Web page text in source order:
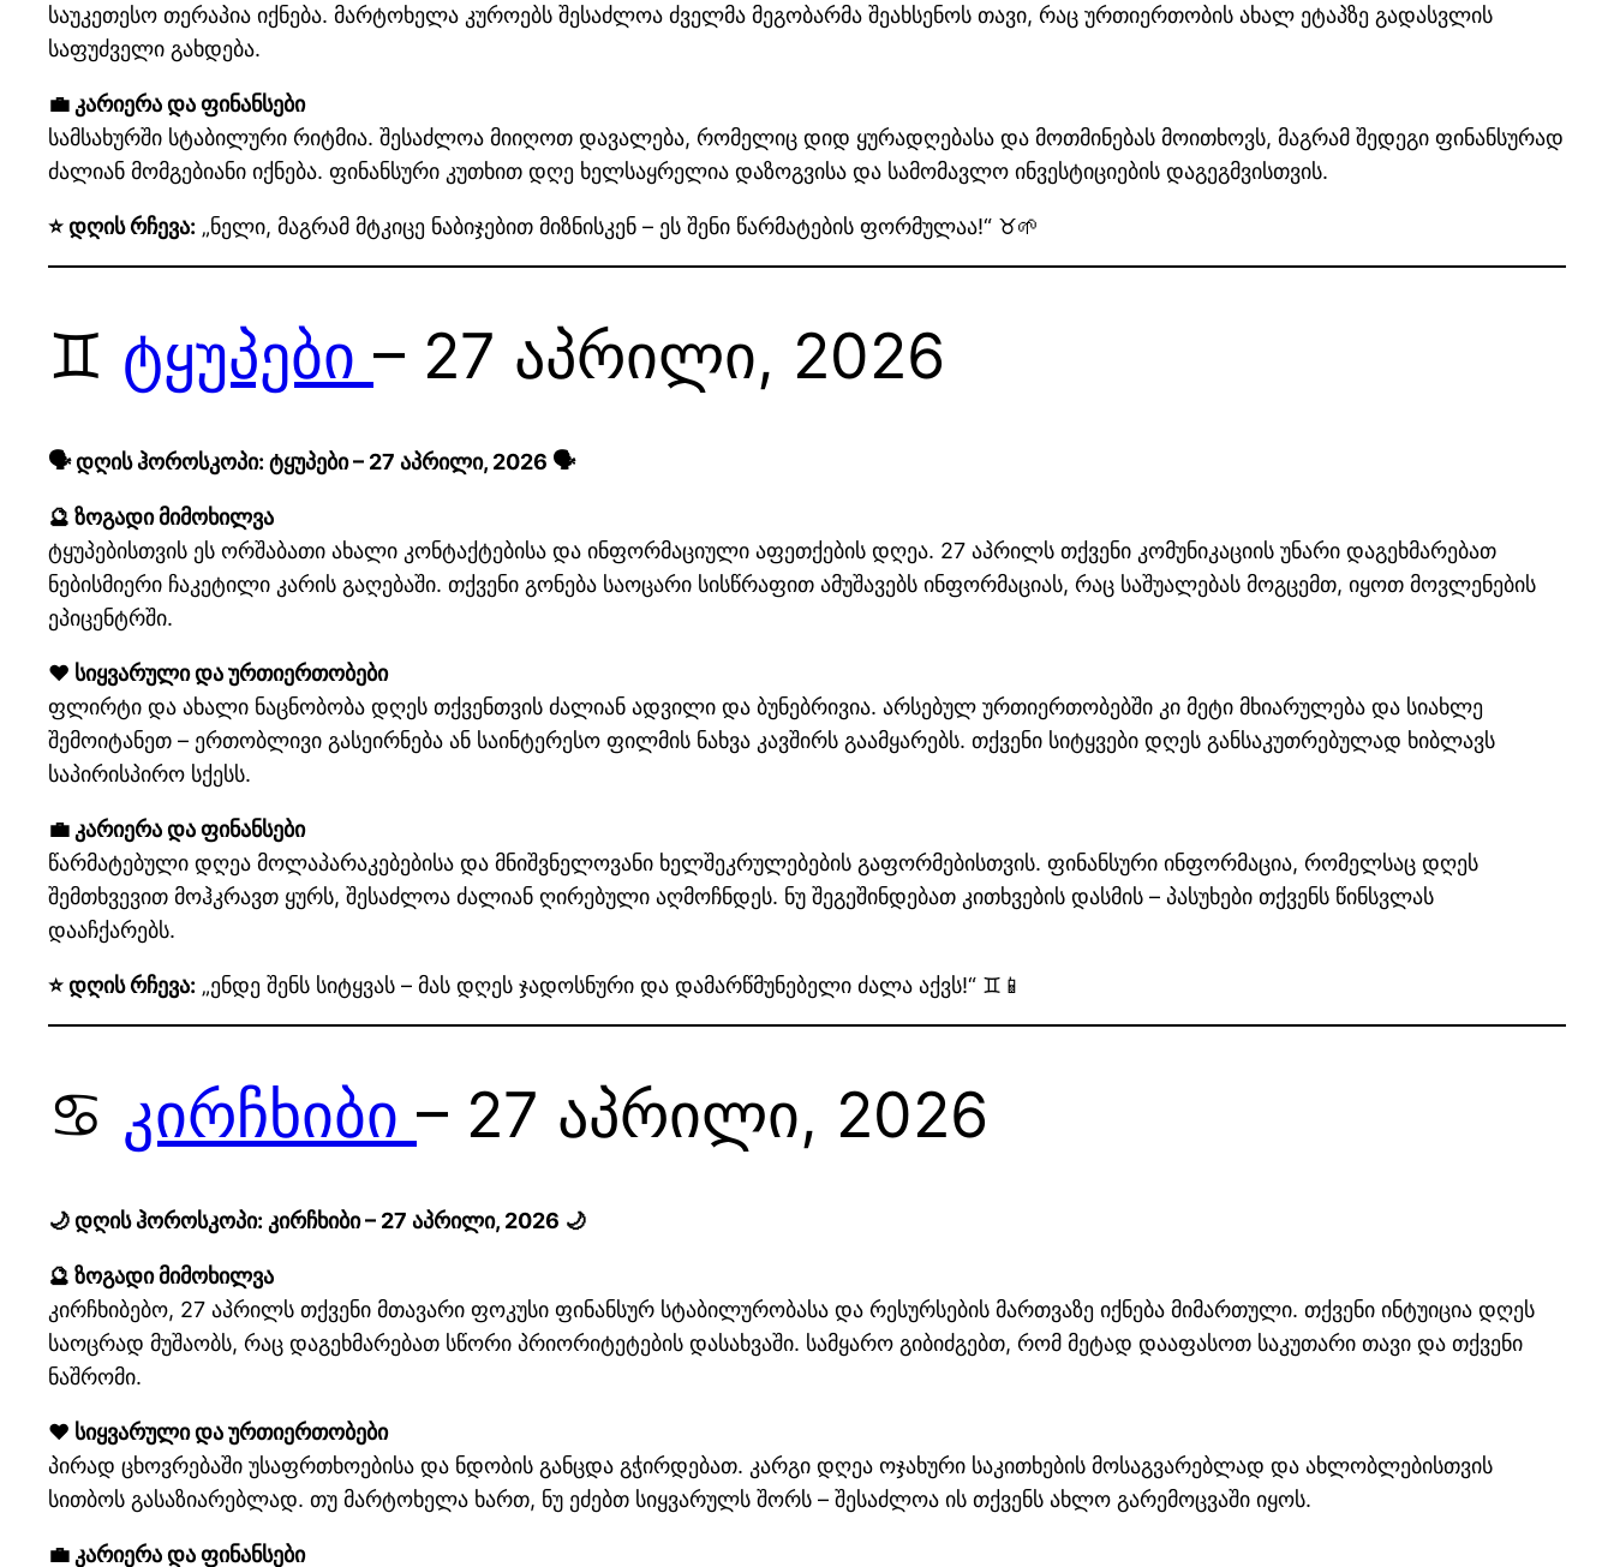
საუკეთესო თერაპია იქნება. მარტოხელა კუროებს შესაძლოა ძველმა მეგობარმა შეახსენოს თავი, რაც ურთიერთობის ახალ ეტაპზე გადასვლის
საფუძველი გახდება.
💼 კარიერა და ფინანსები
სამსახურში სტაბილური რიტმია. შესაძლოა მიიღოთ დავალება, რომელიც დიდ ყურადღებასა და მოთმინებას მოითხოვს, მაგრამ შედეგი ფინანსურად
ძალიან მომგებიანი იქნება. ფინანსური კუთხით დღე ხელსაყრელია დაზოგვისა და სამომავლო ინვესტიციების დაგეგმვისთვის.
⭐ დღის რჩევა: „ნელი, მაგრამ მტკიცე ნაბიჯებით მიზნისკენ – ეს შენი წარმატების ფორმულაა!“ ♉🌱
♊ ტყუპები – 27 აპრილი, 2026
🗣️ დღის ჰოროსკოპი: ტყუპები – 27 აპრილი, 2026 🗣️
🔮 ზოგადი მიმოხილვა
ტყუპებისთვის ეს ორშაბათი ახალი კონტაქტებისა და ინფორმაციული აფეთქების დღეა. 27 აპრილს თქვენი კომუნიკაციის უნარი დაგეხმარებათ
ნებისმიერი ჩაკეტილი კარის გაღებაში. თქვენი გონება საოცარი სისწრაფით ამუშავებს ინფორმაციას, რაც საშუალებას მოგცემთ, იყოთ მოვლენების
ეპიცენტრში.
❤️ სიყვარული და ურთიერთობები
ფლირტი და ახალი ნაცნობობა დღეს თქვენთვის ძალიან ადვილი და ბუნებრივია. არსებულ ურთიერთობებში კი მეტი მხიარულება და სიახლე
შემოიტანეთ – ერთობლივი გასეირნება ან საინტერესო ფილმის ნახვა კავშირს გაამყარებს. თქვენი სიტყვები დღეს განსაკუთრებულად ხიბლავს
საპირისპირო სქესს.
💼 კარიერა და ფინანსები
წარმატებული დღეა მოლაპარაკებებისა და მნიშვნელოვანი ხელშეკრულებების გაფორმებისთვის. ფინანსური ინფორმაცია, რომელსაც დღეს
შემთხვევით მოჰკრავთ ყურს, შესაძლოა ძალიან ღირებული აღმოჩნდეს. ნუ შეგეშინდებათ კითხვების დასმის – პასუხები თქვენს წინსვლას
დააჩქარებს.
⭐ დღის რჩევა: „ენდე შენს სიტყვას – მას დღეს ჯადოსნური და დამარწმუნებელი ძალა აქვს!“ ♊📱
♋ კირჩხიბი – 27 აპრილი, 2026
🌙 დღის ჰოროსკოპი: კირჩხიბი – 27 აპრილი, 2026 🌙
🔮 ზოგადი მიმოხილვა
კირჩხიბებო, 27 აპრილს თქვენი მთავარი ფოკუსი ფინანსურ სტაბილურობასა და რესურსების მართვაზე იქნება მიმართული. თქვენი ინტუიცია დღეს
საოცრად მუშაობს, რაც დაგეხმარებათ სწორი პრიორიტეტების დასახვაში. სამყარო გიბიძგებთ, რომ მეტად დააფასოთ საკუთარი თავი და თქვენი
ნაშრომი.
❤️ სიყვარული და ურთიერთობები
პირად ცხოვრებაში უსაფრთხოებისა და ნდობის განცდა გჭირდებათ. კარგი დღეა ოჯახური საკითხების მოსაგვარებლად და ახლობლებისთვის
სითბოს გასაზიარებლად. თუ მარტოხელა ხართ, ნუ ეძებთ სიყვარულს შორს – შესაძლოა ის თქვენს ახლო გარემოცვაში იყოს.
💼 კარიერა და ფინანსები